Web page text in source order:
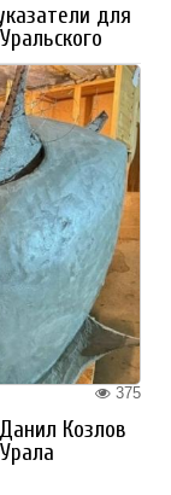
для
375
Козлов